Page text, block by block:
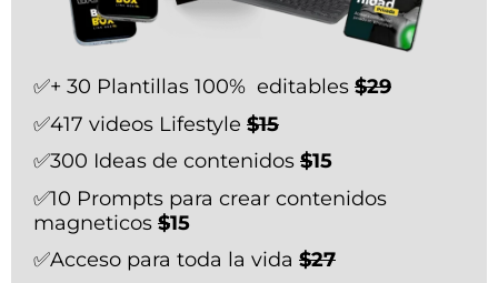
✅+ 30 Plantillas 100% editables $29
✅417 videos Lifestyle $15
✅300 Ideas de contenidos $15
✅10 Prompts para crear contenidos
magneticos $15
✅Acceso para toda la vida $27